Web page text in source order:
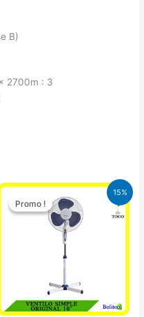
B)
2700m : 3
15%
Promo !
Promo !
Le
prix
initial
était :
10.000 CFA.
Le